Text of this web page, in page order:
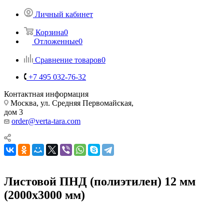
Личный кабинет
Корзина0
Отложенные0
Сравнение товаров0
+7 495 032-76-32
Контактная информация
Москва, ул. Средняя Первомайская,
дом 3
order@verta-tara.com
Листовой ПНД (полиэтилен) 12 мм
(2000х3000 мм)